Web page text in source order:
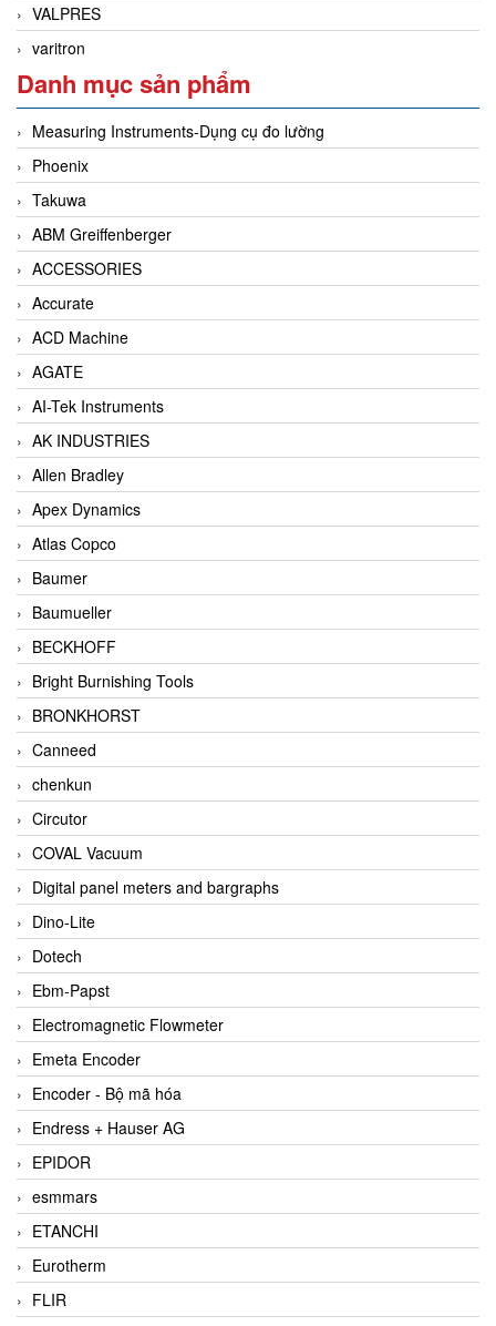
VALPRES
varitron
Danh mục sản phẩm
Measuring Instruments-Dụng cụ đo lường
Phoenix
Takuwa
ABM Greiffenberger
ACCESSORIES
Accurate
ACD Machine
AGATE
AI-Tek Instruments
AK INDUSTRIES
Allen Bradley
Apex Dynamics
Atlas Copco
Baumer
Baumueller
BECKHOFF
Bright Burnishing Tools
BRONKHORST
Canneed
chenkun
Circutor
COVAL Vacuum
Digital panel meters and bargraphs
Dino-Lite
Dotech
Ebm-Papst
Electromagnetic Flowmeter
Emeta Encoder
Encoder - Bộ mã hóa
Endress + Hauser AG
EPIDOR
esmmars
ETANCHI
Eurotherm
FLIR